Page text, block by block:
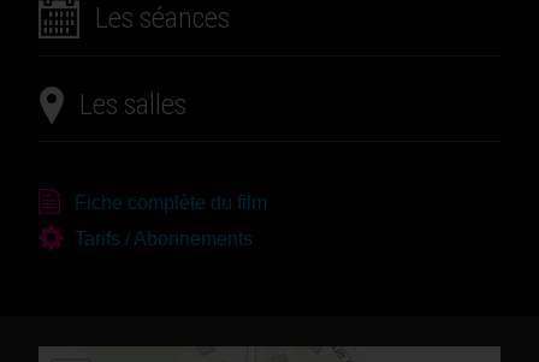
Les séances
Les salles
Fiche complète du film
Tarifs / Abonnements